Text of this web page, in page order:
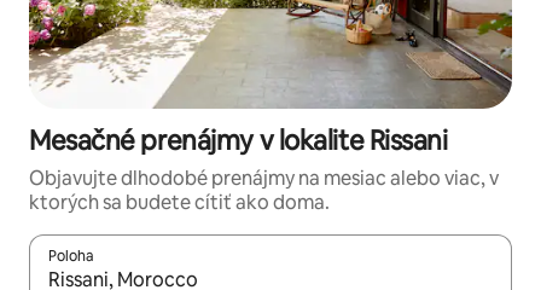
Mesačné prenájmy v lokalite Rissani
Objavujte dlhodobé prenájmy na mesiac alebo viac, v
ktorých sa budete cítiť ako doma.
Poloha
Keď budú výsledky k dispozícii, môžete si ich prechádzať